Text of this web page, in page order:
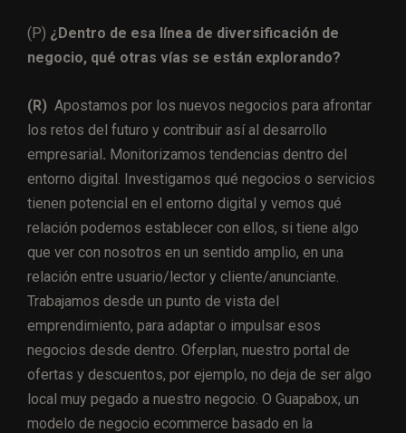
(P) ¿Dentro de esa línea de diversificación de
negocio, qué otras vías se están explorando?
(R) Apostamos por los nuevos negocios para afrontar
los retos del futuro y contribuir así al desarrollo
empresarial. Monitorizamos tendencias dentro del
entorno digital. Investigamos qué negocios o servicios
tienen potencial en el entorno digital y vemos qué
relación podemos establecer con ellos, si tiene algo
que ver con nosotros en un sentido amplio, en una
relación entre usuario/lector y cliente/anunciante.
Trabajamos desde un punto de vista del
emprendimiento, para adaptar o impulsar esos
negocios desde dentro. Oferplan, nuestro portal de
ofertas y descuentos, por ejemplo, no deja de ser algo
local muy pegado a nuestro negocio. O Guapabox, un
modelo de negocio ecommerce basado en la